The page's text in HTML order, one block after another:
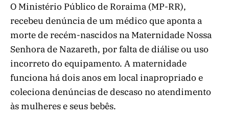
O Ministério Público de Roraima (MP-RR),
recebeu denúncia de um médico que aponta a
morte de recém-nascidos na Maternidade Nossa
Senhora de Nazareth, por falta de diálise ou uso
incorreto do equipamento. A maternidade
funciona há dois anos em local inapropriado e
coleciona denúncias de descaso no atendimento
às mulheres e seus bebês.